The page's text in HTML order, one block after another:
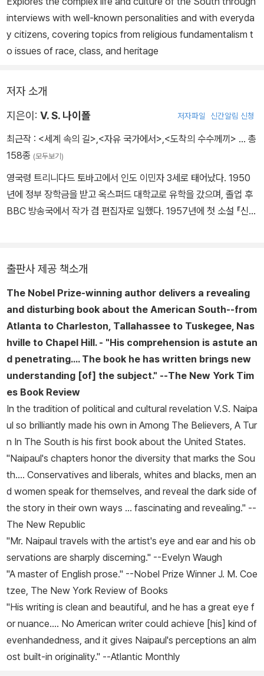
interviews with well-known personalities and with everyda
y citizens, covering topics from religious fundamentalism t
o issues of race, class, and heritage
저자 소개
지은이: V. S. 나이폴 저자파일 신간알림 신청
최근작 : <세계 속의 길>,<자유 국가에서>,<도착의 수수께끼> … 총
158종 (모두보기)
영국령 트리니다드 토바고에서 인도 이민자 3세로 태어났다. 1950
년에 정부 장학금을 받고 옥스퍼드 대학교로 유학을 갔으며, 졸업 후
BBC 방송국에서 작가 겸 편집자로 일했다. 1957년에 첫 소설 『신비
을 외면한다는 비판도 받았다. 식민지 출신 작가에게 기대되는 지배
자 대 피지배자 구도의 담론 대신 식민지인들의 내부 갈등을 주로 다
루어 이러한 비판을 불러일으켰으나, 나이폴에게 식민지 상황은 피지
배자들이 겪은 공통적인 역사적 사건인 동시에, 주변인으로서 혼란
속에 내던져진 한 인간의 지극히 개인적인 상황이기도 했다. 이러한
특성은 오히려 제3세계라는 지역적 문제에 치우치지 않고 보편성을
획득했다는 평가를 받기도 한다. 처음으로 영국에서의 삶에 대해 쓴
『도착의 수수께끼』는 식민지 출신 작가 나이폴을 평생 따라다닌 정체
성과 글쓰기에 관한 고뇌와 해답이 담긴, 문학적 완결판 같은 작품이
다. 『비스와스 씨를 위한 집』 『미겔 스트리트』 『자유 국가에서』 『흉내
내는 사람들 』 『강굽이』 등 다수의 소설과 논픽션을 발표했다. 서머싯
몸 상, 부커 상, 호손 상, 데이비드 코언 영국 문학상 등을 수상했으며,
문학적 공로를 인정받아 영국 기사 작위를 받았다. 2001년에는 노벨
문학상을 수상했다. 2018년 8월 자택에서 별세했다.
출판사 제공 책소개
The Nobel Prize-winning author delivers a revealing
and disturbing book about the American South--from
Atlanta to Charleston, Tallahassee to Tuskegee, Nas
hville to Chapel Hill. - "His comprehension is astute an
d penetrating.... The book he has written brings new
understanding [of] the subject." --The New York Tim
es Book Review
In the tradition of political and cultural revelation V.S. Naipa
ul so brilliantly made his own in Among The Believers, A Tur
n In The South is his first book about the United States.
"Naipaul's chapters honor the diversity that marks the Sou
th.... Conservatives and liberals, whites and blacks, men an
d women speak for themselves, and reveal the dark side of
the story in their own ways ... fascinating and revealing." --
The New Republic
"Mr. Naipaul travels with the artist's eye and ear and his ob
servations are sharply discerning." --Evelyn Waugh
"A master of English prose." --Nobel Prize Winner J. M. Coe
tzee, The New York Review of Books
"His writing is clean and beautiful, and he has a great eye f
or nuance.... No American writer could achieve [his] kind of
evenhandedness, and it gives Naipaul's perceptions an alm
ost built-in originality." --Atlantic Monthly